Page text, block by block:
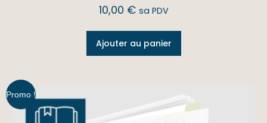
10,00 € sa PDV
Ajouter au panier
Promo !